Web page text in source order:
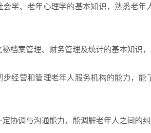
、老年心理学的基本知识，熟悉老年
案管理、财务管理及统计的基本知识
营和管理老年人服务机构的能力，能
调与沟通能力，能调解老年人之间的